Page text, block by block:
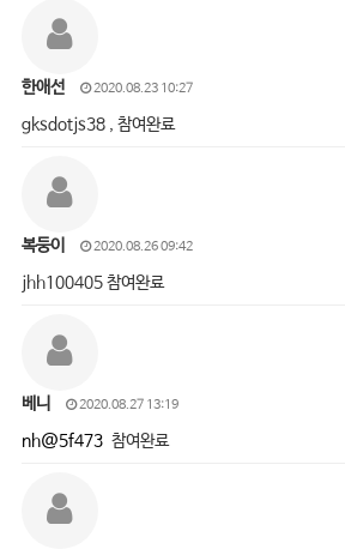
한애선 2020.08.23 10:27
gksdotjs38 , 참여완료
복둥이 2020.08.26 09:42
jhh100405 참여완료
베니 2020.08.27 13:19
nh@5f473참여완료